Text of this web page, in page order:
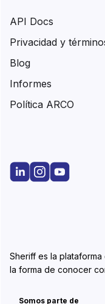
Sheriff es la
la forma de conocer
Somos parte de
API Docs
Privacidad y
Blog
Informes
Política ARCO